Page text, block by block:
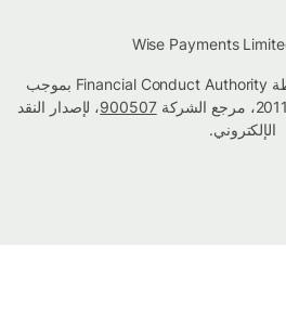
تم اعتماد شركة Wise بواسطة Financial Conduct Authority بموجب
900507، لإصدار النقد
الإلكتروني.